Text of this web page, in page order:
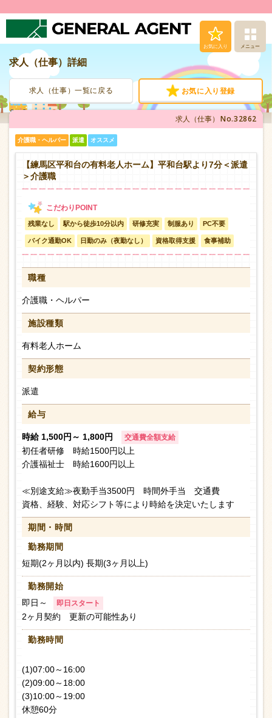
お気に入り メニュー
人材派遣サービス
転職支援サービス
登録から就業まで
お問い合わせ
求人（仕事）詳細
求人（仕事）一覧に戻る お気に入り登録
求人（仕事） No.32862
介護職・ヘルパー 派遣 オススメ
【練馬区平和台の有料老人ホーム】平和台駅より7分＜派遣
＞介護職
残業なし 駅から徒歩10分以内 研修充実 制服あり PC不要
バイク通勤OK 日勤のみ（夜勤なし） 資格取得支援 食事補助
職種
介護職・ヘルパー
施設種類
有料老人ホーム
契約形態
派遣
給与
時給 1,500円～ 1,800円 交通費全額支給
初任者研修 時給1500円以上
介護福祉士 時給1600円以上
≪別途支給≫夜勤手当3500円 時間外手当 交通費
資格、経験、対応シフト等により時給を決定いたします
期間・時間
勤務期間
短期(2ヶ月以内) 長期(3ヶ月以上)
勤務開始
即日～
即日スタート
2ヶ月契約 更新の可能性あり
勤務時間
(1)07:00～16:00
(2)09:00～18:00
(3)10:00～19:00
休憩60分